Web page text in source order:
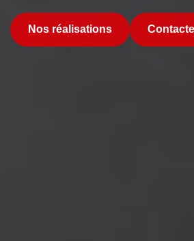
Nos réalisations